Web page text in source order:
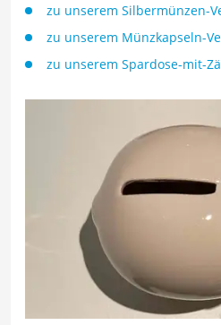
zu unserem Silbermünzen-
zu unserem Münzkapseln-
zu unserem Spardose-mit-